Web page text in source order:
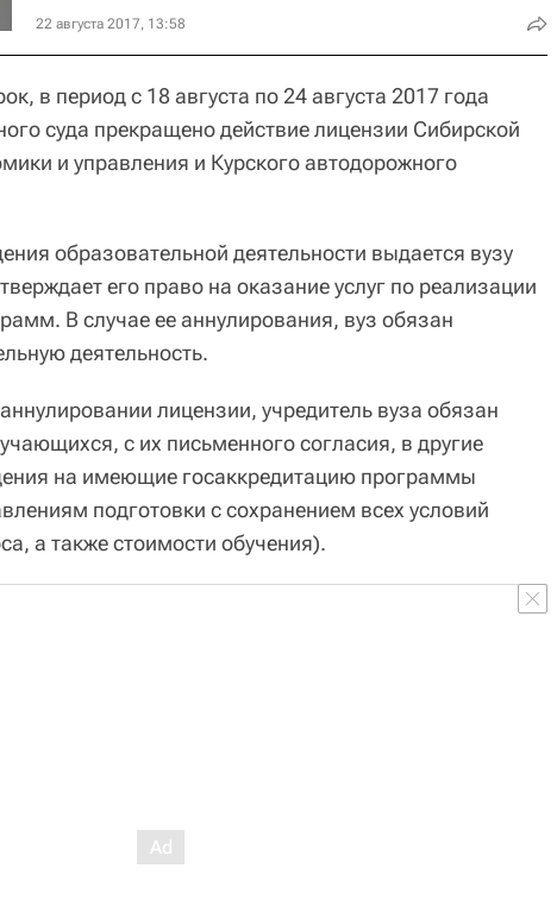
22 августа 2017, 13:58
в период с 18 августа по 24 августа 2017 года
суда прекращено действие лицензии Сибирской
и управления и Курского автодорожного
образовательной деятельности выдается вузу
его право на оказание услуг по реализации
В случае ее аннулирования, вуз обязан
деятельность.
лицензии, учредитель вуза обязан
с их письменного согласия, в другие
на имеющие госаккредитацию программы
подготовки с сохранением всех условий
а также стоимости обучения).